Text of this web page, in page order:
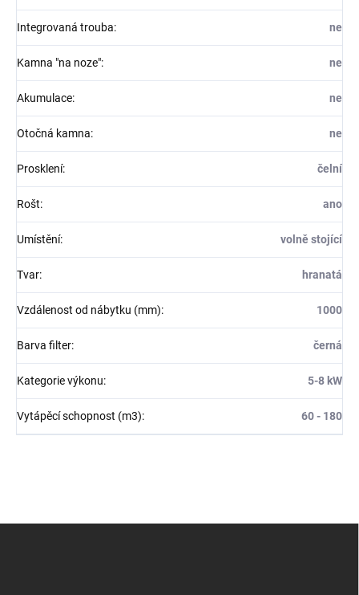
Integrovaná trouba: ne
Kamna "na noze": ne
Akumulace: ne
Otočná kamna: ne
Prosklení: čelní
Rošt: ano
Umístění: volně stojící
Tvar: hranatá
Vzdálenost od nábytku (mm): 1000
Barva filter: černá
Kategorie výkonu: 5-8 kW
Vytápěcí schopnost (m3): 60 - 180